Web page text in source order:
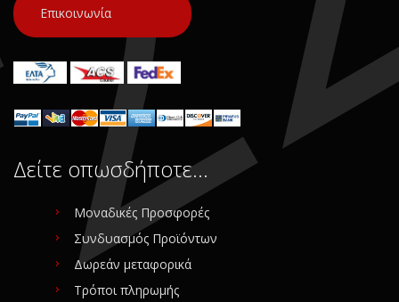
Επικοινωνία
Δείτε οπωσδήποτε…
Μοναδικές Προσφορές
Συνδυασμός Προϊόντων
Δωρεάν μεταφορικά
Τρόποι πληρωμής